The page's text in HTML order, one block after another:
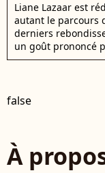
Liane Lazaar est
autant le parcours
derniers
un goût prononcé
false
À